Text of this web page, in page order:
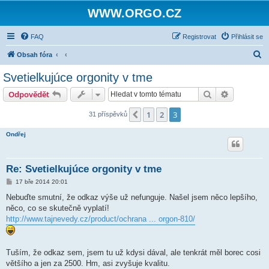
WWW.ORGO.CZ
FAQ Přihlásit se
Registrovat
Obsah fóra
Svetielkujúce orgonity v tme
Odpovědět Hledat
31 příspěvků Předchozí
1 2 3
Ondřej
Re: Svetielkujúce orgonity v tme
P
í
p
ě
v
e
17 bře 2014 20:01
Nebuďte smutní, že odkaz výše už nefunguje. Našel jsem něco lepšího,
něco, co se skutečně vyplatí!
http://www.tajnevedy.cz/product/ochrana ... orgon-810/
Tuším, že odkaz sem, jsem tu už kdysi dával, ale tenkrát měl borec cosi
většího a jen za 2500. Hm, asi zvyšuje kvalitu.